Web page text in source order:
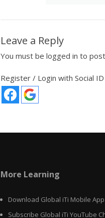
Leave a Reply
You must be logged in to
Register / Login with Social ID
More Learning
Download Global iTi Mobile App
Subscribe Global iTi YouTube